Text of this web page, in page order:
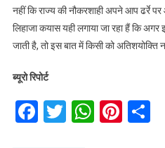
नहीं कि राज्य की नौकरशाही अपने आप ढर्रे
लिहाजा कयास यही लगाया जा रहा हैं कि
जाती है, तो इस बात में किसी को अतिशयोक्ति
ब्यूरो रिपोर्ट
Facebook
Twitter